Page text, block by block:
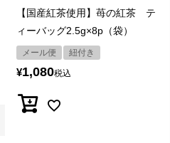
【国産紅茶使用】苺の紅茶 テ
ィーバッグ2.5g×8p（袋）
メール便 紐付き
¥1,080税込